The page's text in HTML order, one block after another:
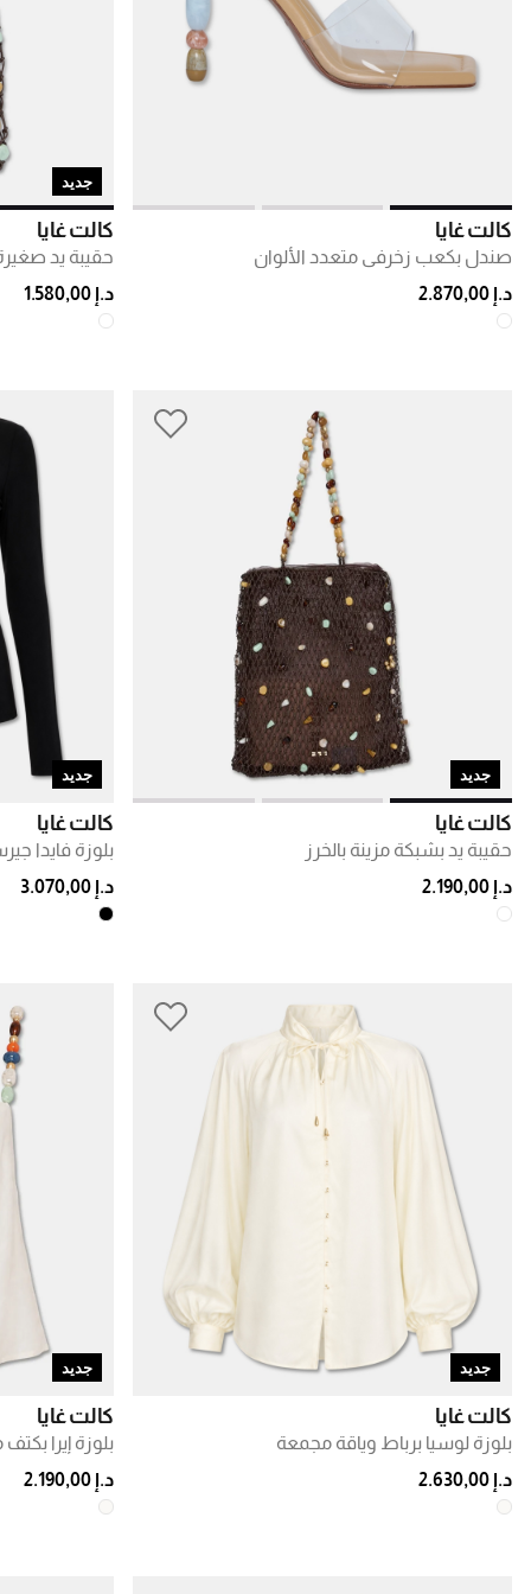
كالت غايا
صندل بكعب زخرفي متعدد الألوان
د.إ 2.870,00
جديد
كالت غايا
حقيبة يد
د.إ 1.580,00
جديد
كالت غايا
حقيبة يد بشبكة مزينة بالخرز
د.إ 2.190,00
جديد
كالت غايا
بلوزة فايدا
د.إ 3.070,00
جديد
كالت غايا
بلوزة لوسيا برباط وياقة مجمعة
د.إ 2.630,00
جديد
كالت غايا
بلوزة إيرا
د.إ 2.190,00